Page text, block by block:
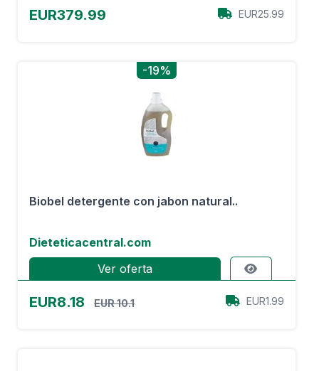
EUR379.99 EUR25.99
-19%
Biobel detergente con jabon natural..
Dieteticacentral.com
Ver oferta
EUR8.18 EUR 10.1 EUR1.99